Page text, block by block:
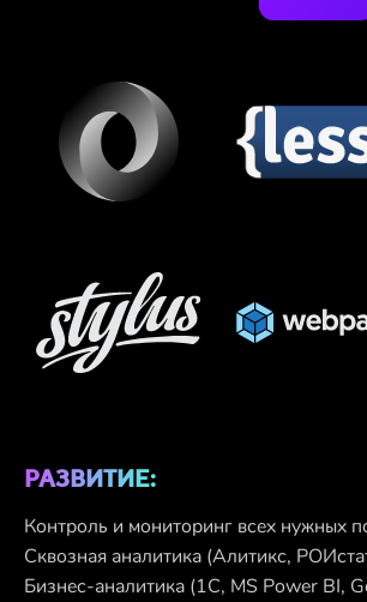
РАЗВИТИЕ:
Контроль и мониторинг всех нужных
Сквозная аналитика (Алитикс,
Бизнес-аналитика (1С, MS Power BI,